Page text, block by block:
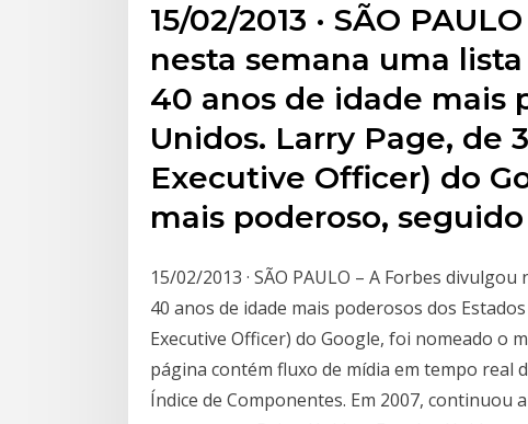
15/02/2013 · SÃO
nesta semana uma
40 anos de idade mais
Unidos. Larry Page, de
Executive Officer) do
mais poderoso,
15/02/2013 · SÃO PAULO – A Forbes
40 anos de idade mais poderosos dos
Executive Officer) do Google, foi nomeado o
página contém fluxo de mídia em tempo real
Índice de Componentes. Em 2007,